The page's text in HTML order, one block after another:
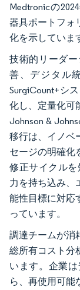
Medtronicの
器具ポートフォ
化を示していま
技術的リーダ
善、デジタル
SurgiCount+シ
化し、定量化可
Johnson &
移行は、イノベ
セージの明確化
修正サイクル
力を持ち込み、
能性目標に対応
っています。
調達チームが消
総所有コスト分
います。企業
ら、再使用可能